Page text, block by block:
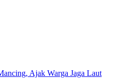
Ajak Warga Jaga Laut